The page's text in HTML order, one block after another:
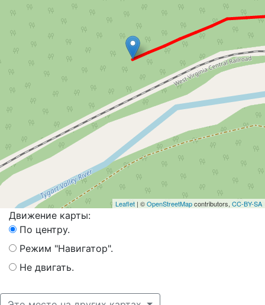
Leaflet | ©OpenStreetMapcontributors, CC-BY-SA
Движение карты:
По центру.
Режим "Навигатор".
Не двигать.